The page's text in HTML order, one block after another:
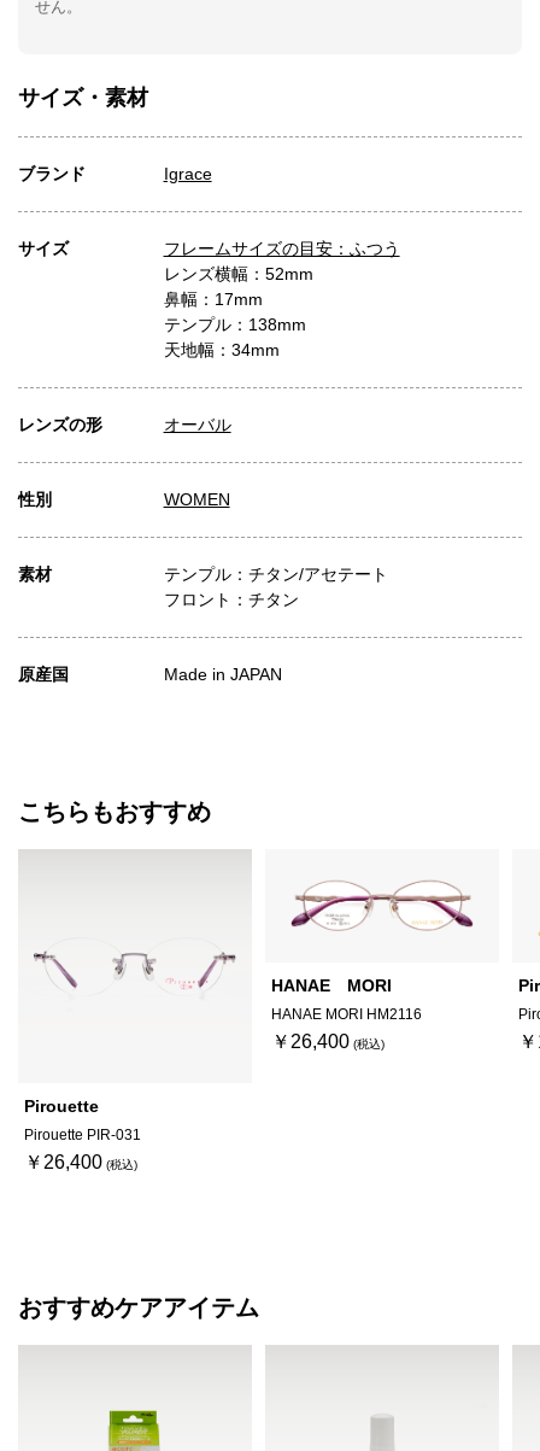
せん。
サイズ・素材
ブランド Igrace
サイズ
フレームサイズの目安：ふつう
レンズ横幅：52mm
鼻幅：17mm
テンプル：138mm
天地幅：34mm
レンズの形 オーバル
性別 WOMEN
素材
テンプル：チタン/アセテート
フロント：チタン
原産国 Made in JAPAN
こちらもおすすめ
Pirouette
Pirouette PIR-031
￥26,400
HANAE MORI
HANAE MORI HM2116
￥26,400
おすすめケアアイテム